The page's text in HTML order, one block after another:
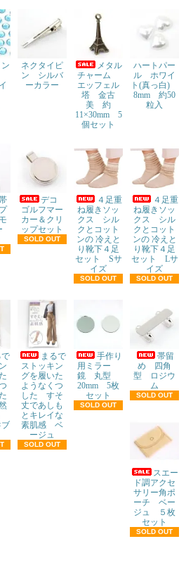
ネクタイピ
ン シルバ
ーカラー
メタル
チャーム
エッフェル
塔 金古
美 約
11×30mm 5
個セット
ハートパー
ル ホワイ
ト(真っ白)
8mm 約50
粒入
デコ
ゴルフマー
カー＆クリ
ップセット
SOLD OUT
４足重
ね履きソッ
クス シル
クとコット
ンの 冷えと
り靴下４足
セット Sサ
イズ
SOLD OUT
４足重
ね履きソッ
クス シル
クとコット
ンの 冷えと
り靴下４足
セット Lサ
イズ
SOLD OUT
で
まるで
ストッキン
グを履いた
ようなくつ
した すそ
丈であしも
とキレイな
素肌感 ベ
ージュ
SOLD OUT
手作り
用ミラー
鏡 丸型
20mm 5枚
セット
SOLD OUT
帯留
め 四角
型 ロジウ
ム
SOLD OUT
スエー
ド調アクセ
サリー角ポ
ーチ ベー
ジュ ５枚
セット
SOLD OUT